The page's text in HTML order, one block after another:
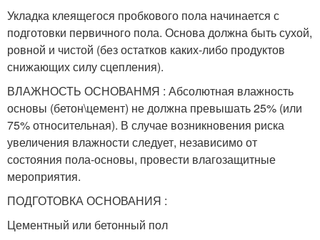
Укладка клеящегося пробкового пола начинается с
подготовки первичного пола. Основа должна быть сухой,
ровной и чистой (без остатков каких-либо продуктов
снижающих силу сцепления).
ВЛАЖНОСТЬ ОСНОВАНМЯ : Абсолютная влажность
основы (бетон\цемент) не должна превышать 25% (или
75% относительная). В случае возникновения риска
увеличения влажности следует, независимо от
состояния пола-основы, провести влагозащитные
мероприятия.
ПОДГОТОВКА ОСНОВАНИЯ :
Цементный или бетонный пол